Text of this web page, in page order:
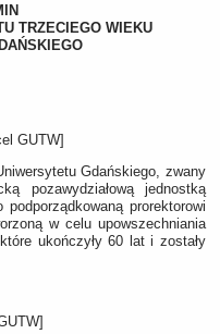
TRZECIEGO WIEKU
GUTW]
Gdańskiego, zwany
pozawydziałową jednostką
prorektorowi
w celu upowszechniania
ukończyły 60 lat i zostały